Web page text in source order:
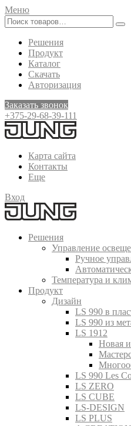
Меню
Решения
Продукт
Каталог
Скачать
Авторизация
Заказать звонок
+375-29-68-39-111
Карта сайта
Контакты
Еще
Вход
Решения
Управление
Ручное
Температура и
Продукт
Дизайн
LS 990 в
LS 990 из
LS 1912
Новая
LS 990 Les
LS ZERO
LS CUBE
LS-DESIGN
LS PLUS